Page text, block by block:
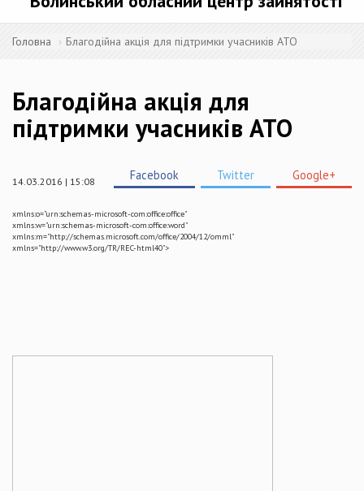
Головна Благодійна акція для підтримки учасників АТО
Благодійна акція для
підтримки учасників АТО
14.03.2016 | 15:08 Facebook Twitter Google+
xmlns:o="urn:schemas-microsoft-com:office:office"
xmlns:w="urn:schemas-microsoft-com:office:word"
xmlns:m="http://schemas.microsoft.com/office/2004/12/omml"
xmlns="http://www.w3.org/TR/REC-html40">